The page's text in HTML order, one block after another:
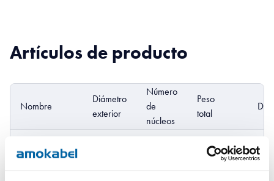
Artículos de producto
Nombre
Diámetro
exterior
Número
de
núcleos
Peso
total
DoP
SPECAFlex
3X25+3X6
1070
kg/km